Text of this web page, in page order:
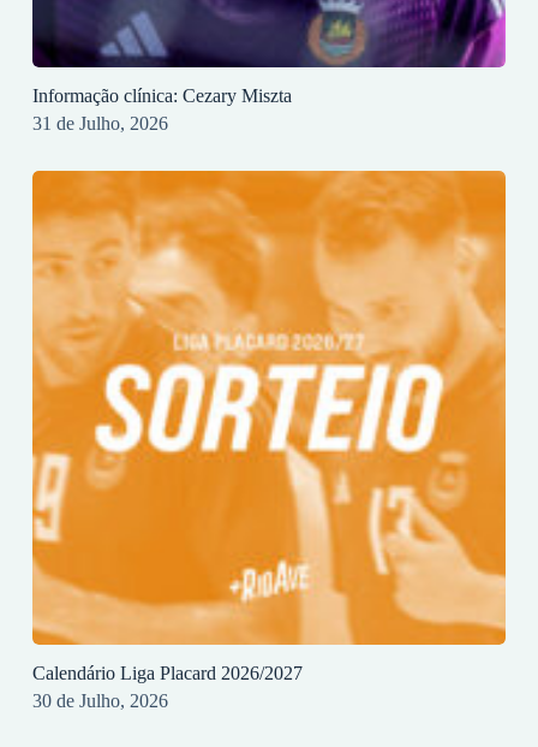
Informação clínica: Cezary Miszta
31 de Julho, 2026
Calendário Liga Placard 2026/2027
30 de Julho, 2026